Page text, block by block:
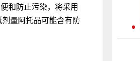
和防止污染，将采用
量阿托品可能含有防